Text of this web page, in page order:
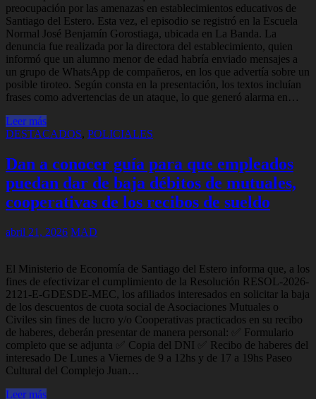
preocupación por las amenazas en establecimientos educativos de
Santiago del Estero. Esta vez, el episodio se registró en la Escuela
Normal José Benjamín Gorostiaga, ubicada en La Banda. La
denuncia fue realizada por la directora del establecimiento, quien
informó que un alumno menor de edad habría enviado mensajes a
un grupo de WhatsApp de compañeros, en los que advertía sobre un
posible tiroteo. Según consta en la presentación, los textos incluían
frases como advertencias de un ataque, lo que generó alarma en…
Leer más
DESTACADOS, POLICIALES
Dan a conocer guía para que empleados
puedan dar de baja débitos de mutuales,
cooperativas de los recibos de sueldo
abril 21, 2026 MAD
El Ministerio de Economía de Santiago del Estero informa que, a los
fines de efectivizar el cumplimiento de la Resolución RESOL-2026-
2121-E-GDESDE-MEC, los afiliados interesados en solicitar la baja
de los descuentos de cuota social de Asociaciones Mutuales o
Civiles sin fines de lucro y/o Cooperativas practicados en su recibo
de haberes, deberán presentar de manera personal: ✅ Formulario
completo que se adjunta ✅ Copia del DNI ✅ Recibo de haberes del
interesado De Lunes a Viernes de 9 a 12hs y de 17 a 19hs Paseo
Cultural del Complejo Juan…
Leer más